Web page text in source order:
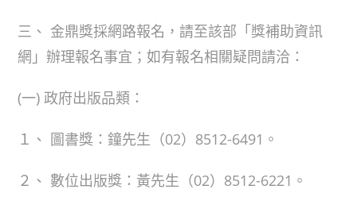
三、 金鼎獎採網路報名，請至該部「獎補助資訊
網」辦理報名事宜；如有報名相關疑問請洽：
(一) 政府出版品類：
１、 圖書獎：鐘先生（02）8512-6491。
２、 數位出版獎：黃先生（02）8512-6221。